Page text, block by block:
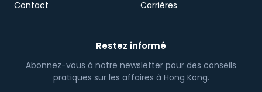
Contact
Carrières
Restez informé
Abonnez-vous à notre newsletter pour des conseils
pratiques sur les affaires à Hong Kong.